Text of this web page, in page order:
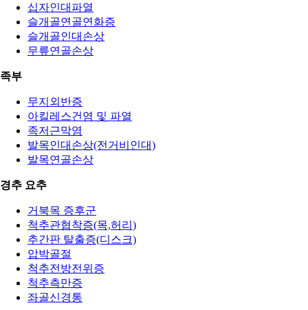
십자인대파열
슬개골연골연화증
슬개골인대손상
무릎연골손상
족부
무지외반증
아킬레스건염 및 파열
족저근막염
발목인대손상(전거비인대)
발목연골손상
경추 요추
거북목 증후군
척추관협착증(목,허리)
추간판 탈출증(디스크)
압박골절
척추전방전위증
척추측만증
좌골신경통